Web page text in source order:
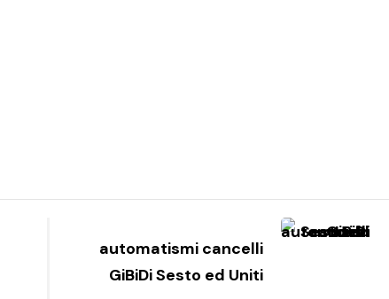
automatismi cancelli
GiBiDi Sesto ed Uniti